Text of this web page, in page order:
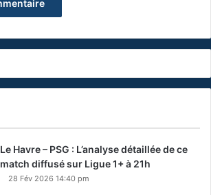
Le Havre – PSG : L’analyse détaillée de ce
match diffusé sur Ligue 1+ à 21h
28 Fév 2026 14:40 pm